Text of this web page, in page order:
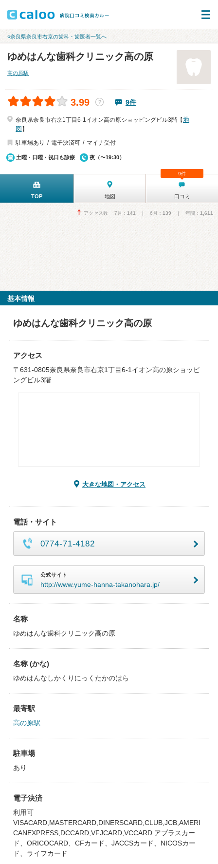
«奈良県奈良市右京の歯科・歯医者一覧へ
ゆめはんな歯科クリニック高の原
高の原駅
3.99 ？ 9件
奈良県奈良市右京1丁目6-1イオン高の原ショッピングビル3階【地
図 】
駐車場あり
電子決済可 マイナ受付
土曜・日曜・祝日も診療 夜（〜19:30）
TOP 地図 口コミ
9件
アクセス数 7月： 141 | 6月： 139 | 年間： 1,611
基本情報
ゆめはんな歯科クリニック高の原
アクセス
〒631-0805奈良県奈良市右京1丁目6-1イオン高の原ショッピ
ングビル3階
大きな地図・アクセス
電話・サイト
0774-71-4182
公式サイト
http://www.yume-hanna-takanohara.jp/
名称
ゆめはんな歯科クリニック高の原
名称 (かな)
ゆめはんなしかくりにっくたかのはら
最寄駅
高の原駅
駐車場
あり
電子決済
利用可
VISACARD,MASTERCARD,DINERSCARD,CLUB,JCB,AMERI
CANEXPRESS,DCCARD,VFJCARD,VCCARD アプラスカー
ド、ORICOCARD、CFカード、JACCSカード、NICOSカー
ド、ライフカード